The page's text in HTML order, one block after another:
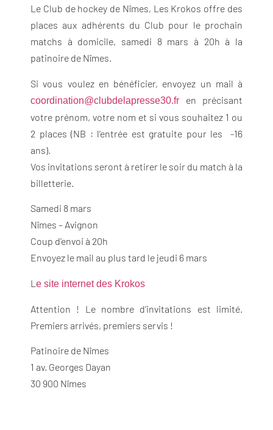
Le Club de hockey de Nîmes, Les Krokos offre des
places aux adhérents du Club pour le prochain
matchs à domicile, samedi 8 mars à 20h à la
patinoire de Nîmes.
Si vous voulez en bénéficier, envoyez un mail à
coordination@clubdelapresse30.fr en précisant
votre prénom, votre nom et si vous souhaitez 1 ou
2 places (NB : l’entrée est gratuite pour les -16
ans).
Vos invitations seront à retirer le soir du match à la
billetterie.
Samedi 8 mars
Nîmes – Avignon
Coup d’envoi à 20h
Envoyez le mail au plus tard le jeudi 6 mars
L e site internet des Krokos
Attention ! Le nombre d’invitations est limité.
Premiers arrivés, premiers servis !
Patinoire de Nîmes
1 av. Georges Dayan
30 900 Nîmes